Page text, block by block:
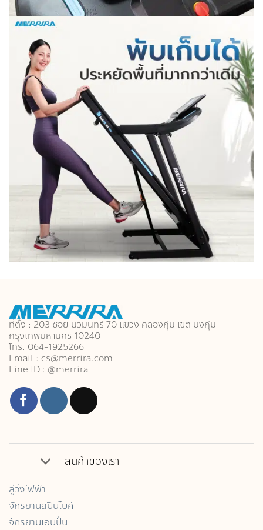
ที่ตั้ง : 203 ซอย นวมินทร์ 70 แขวง คลองกุ่ม เขต บึงกุ่ม
กรุงเทพมหานคร 10240
โทร. 064-1925266
Email : cs@merrira.com
Line ID : @merrira
สินค้าของเรา
ลู่วิ่งไฟฟ้า
จักรยานสปินไบค์
จักรยานเอนปั่น